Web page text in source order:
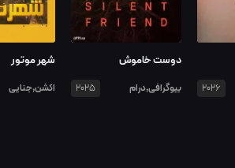
2026
دوست خاموش
بیوگرافی,درام 2025
شهر موتور
اکشن,جنایی